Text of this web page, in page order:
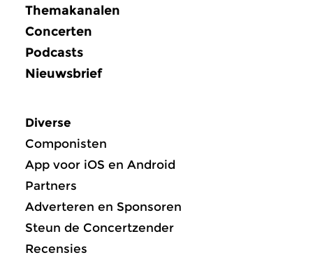
Themakanalen
Concerten
Podcasts
Nieuwsbrief
Diverse
Componisten
App voor iOS en Android
Partners
Adverteren en Sponsoren
Steun de Concertzender
Recensies